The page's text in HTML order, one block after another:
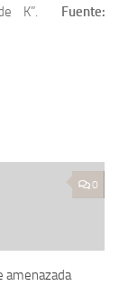
de K”.
Fuente:
0
amenazada